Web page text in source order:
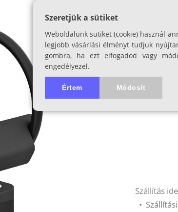
Armytek
SKU: 04667
Szállítás
•
Szeretjük a sütiket
Weboldalunk sütiket (cookie) használ
legjobb vásárlási élményt tudjuk
gombra, ha ezt elfogadod vagy
engedélyezel.
Értem Módosít